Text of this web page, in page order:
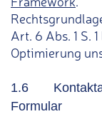
Art. 6 Abs. 1 S.
Optimierung
1.6
Formular